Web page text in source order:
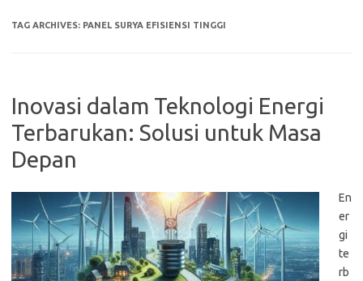
TAG ARCHIVES: PANEL SURYA EFISIENSI TINGGI
Inovasi dalam Teknologi Energi
Terbarukan: Solusi untuk Masa
Depan
En
er
gi
te
rb